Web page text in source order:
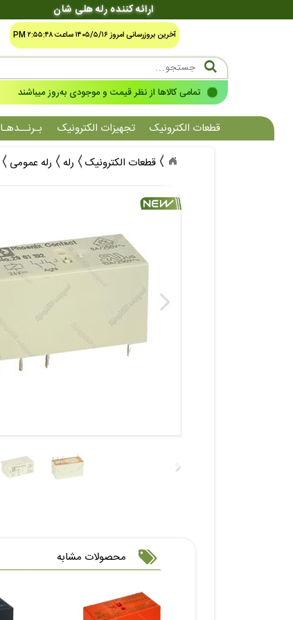
ارائه کننده رله هلی شان
آخرین بروزرسانی امروز ۱۴۰۵/۵/۱۶ ساعت ۲:۵۵:۴۸ PM
تمامی کالاها از نظر قیمت و موجودی به‌روز میباشند
قطعات الکترونیک تجهیزات الکترونیک بـرنــدهـا
قطعات الکترونیک رله رله عمومی
محصولات مشابه